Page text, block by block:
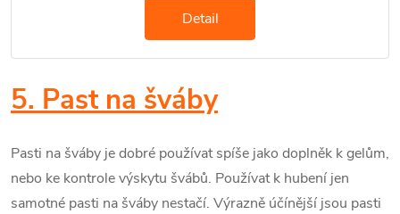
Detail
5. Past na šváby
Pasti na šváby je dobré používat spíše jako doplněk k gelům,
nebo ke kontrole výskytu švábů. Používat k hubení jen
samotné pasti na šváby nestačí. Výrazně účínější jsou pasti